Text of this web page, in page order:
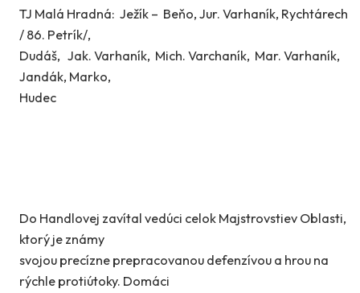
TJ Malá Hradná: Ježík – Beňo, Jur. Varhaník, Rychtárech
/ 86. Petrík/,
Dudáš, Jak. Varhaník, Mich. Varchaník, Mar. Varhaník,
Jandák, Marko,
Hudec
Do Handlovej zavítal vedúci celok Majstrovstiev Oblasti,
ktorý je známy
svojou precízne prepracovanou defenzívou a hrou na
rýchle protiútoky. Domáci